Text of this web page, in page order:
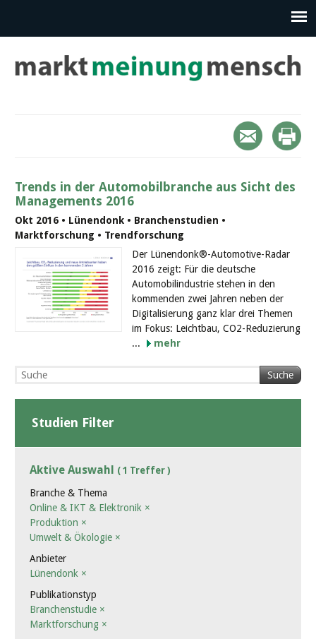
Trends in der Automobilbranche aus Sicht des
Managements 2016
Okt 2016 • Lünendonk • Branchenstudien •
Marktforschung • Trendforschung
Der Lünendonk®-Automotive-Radar
2016 zeigt: Für die deutsche
Automobilindustrie stehen in den
kommenden zwei Jahren neben der
Digitalisierung ganz klar drei Themen
im Fokus: Leichtbau, CO2-Reduzierung
...
mehr
Suche
Studien Filter
Aktive Auswahl ( 1 Treffer )
Branche & Thema
Online & IKT & Elektronik ×
Produktion ×
Umwelt & Ökologie ×
Anbieter
Lünendonk ×
Publikationstyp
Branchenstudie ×
Marktforschung ×